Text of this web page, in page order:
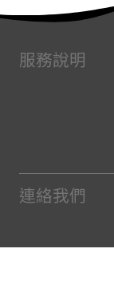
服務說明
連絡我們